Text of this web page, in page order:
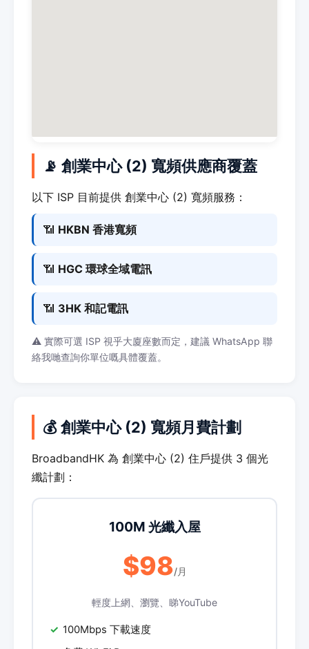
📡 創業中心 (2) 寬頻供應商覆蓋
以下 ISP 目前提供 創業中心 (2) 寬頻服務：
📶 HKBN 香港寬頻
📶 HGC 環球全域電訊
📶 3HK 和記電訊
⚠️ 實際可選 ISP 視乎大廈座數而定，建議 WhatsApp 聯
絡我哋查詢你單位嘅具體覆蓋。
💰 創業中心 (2) 寬頻月費計劃
BroadbandHK 為 創業中心 (2) 住戶提供 3 個光
纖計劃：
100M 光纖入屋
$98/月
輕度上網、瀏覽、睇YouTube
100Mbps 下載速度